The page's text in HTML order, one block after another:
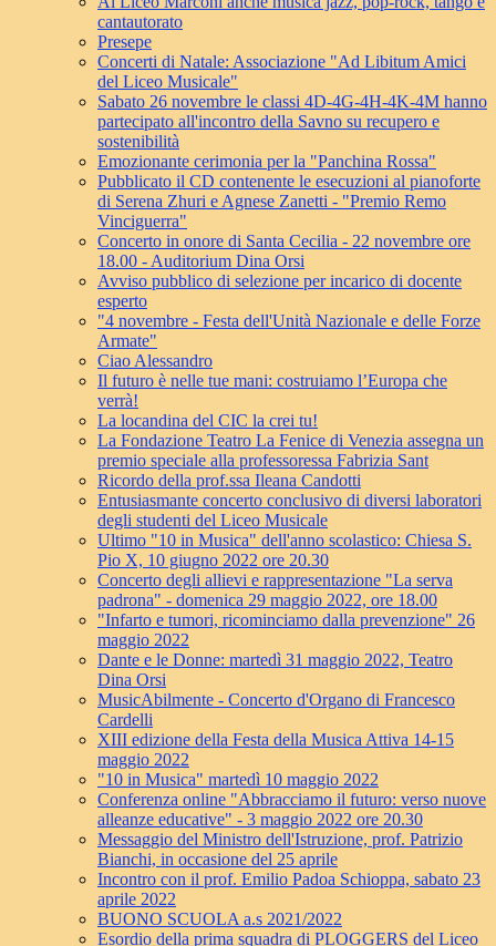
cantautorato
Presepe
Concerti di Natale: Associazione "Ad Libitum Amici
del Liceo Musicale"
Sabato 26 novembre le classi 4D-4G-4H-4K-4M hanno
partecipato all'incontro della Savno su recupero e
sostenibilità
Emozionante cerimonia per la "Panchina Rossa"
Pubblicato il CD contenente le esecuzioni al pianoforte
di Serena Zhuri e Agnese Zanetti - "Premio Remo
Vinciguerra"
Concerto in onore di Santa Cecilia - 22 novembre ore
18.00 - Auditorium Dina Orsi
Avviso pubblico di selezione per incarico di docente
esperto
"4 novembre - Festa dell'Unità Nazionale e delle Forze
Armate"
Ciao Alessandro
Il futuro è nelle tue mani: costruiamo l’Europa che
verrà!
La locandina del CIC la crei tu!
La Fondazione Teatro La Fenice di Venezia assegna un
premio speciale alla professoressa Fabrizia Sant
Ricordo della prof.ssa Ileana Candotti
Entusiasmante concerto conclusivo di diversi laboratori
degli studenti del Liceo Musicale
Ultimo "10 in Musica" dell'anno scolastico: Chiesa S.
Pio X, 10 giugno 2022 ore 20.30
Concerto degli allievi e rappresentazione "La serva
padrona" - domenica 29 maggio 2022, ore 18.00
"Infarto e tumori, ricominciamo dalla prevenzione" 26
maggio 2022
Dante e le Donne: martedì 31 maggio 2022, Teatro
Dina Orsi
MusicAbilmente - Concerto d'Organo di Francesco
Cardelli
XIII edizione della Festa della Musica Attiva 14-15
maggio 2022
"10 in Musica" martedì 10 maggio 2022
Conferenza online "Abbracciamo il futuro: verso nuove
alleanze educative" - 3 maggio 2022 ore 20.30
Messaggio del Ministro dell'Istruzione, prof. Patrizio
Bianchi, in occasione del 25 aprile
Incontro con il prof. Emilio Padoa Schioppa, sabato 23
aprile 2022
BUONO SCUOLA a.s 2021/2022
Esordio della prima squadra di PLOGGERS del Liceo